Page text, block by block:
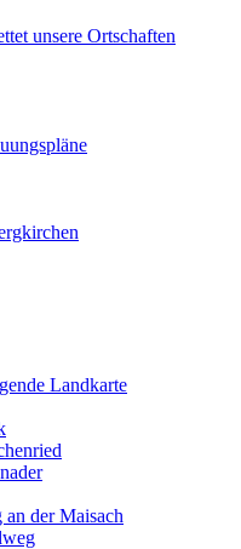
unsere Ortschaften
Landkarte
der Maisach